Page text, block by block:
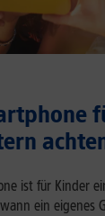
ist für Kinder
ein eigenes